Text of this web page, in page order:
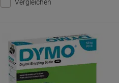
Vergleichen